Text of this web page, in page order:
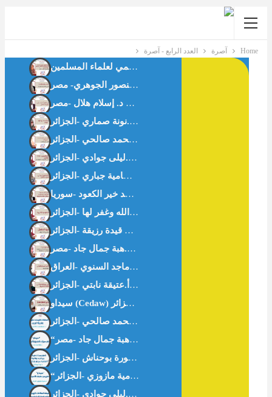
Home آصرة العدد الرابع - آصرة
حوار مع د.كاميليا حلمي رئيس لجنة الأسرة بالاتحاد العالمي لعلماء المسلمين
فقه المسافة الآمنة: براءة الذمة في صلة الرحم المؤذية د. فداء منصور الجوهري- مصر
ما لا يُقال في العلاقات الزوجية رحلة في نفسية الرجل – د.سمية محمد صالحي -الجزائر